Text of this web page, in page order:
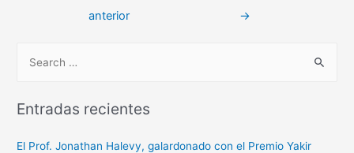
anterior
→
Entradas recientes
El Prof. Jonathan Halevy, galardonado con el Premio Yakir